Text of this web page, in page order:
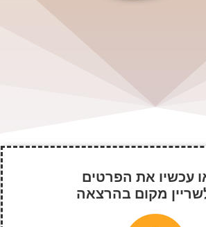
עכשיו את הפרטים
מקום בהרצאה